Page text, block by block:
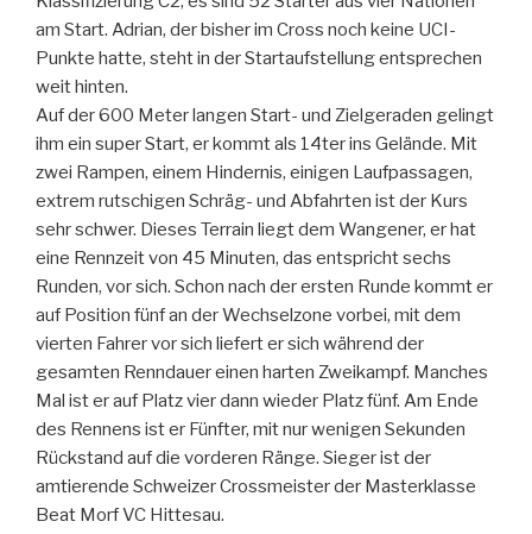
am Start. Adrian, der bisher im Cross noch keine UCI-
Punkte hatte, steht in der Startaufstellung entsprechen
weit hinten.
Auf der 600 Meter langen Start- und Zielgeraden gelingt
ihm ein super Start, er kommt als 14ter ins Gelände. Mit
zwei Rampen, einem Hindernis, einigen Laufpassagen,
extrem rutschigen Schräg- und Abfahrten ist der Kurs
sehr schwer. Dieses Terrain liegt dem Wangener, er hat
eine Rennzeit von 45 Minuten, das entspricht sechs
Runden, vor sich. Schon nach der ersten Runde kommt er
auf Position fünf an der Wechselzone vorbei, mit dem
vierten Fahrer vor sich liefert er sich während der
gesamten Renndauer einen harten Zweikampf. Manches
Mal ist er auf Platz vier dann wieder Platz fünf. Am Ende
des Rennens ist er Fünfter, mit nur wenigen Sekunden
Rückstand auf die vorderen Ränge. Sieger ist der
amtierende Schweizer Crossmeister der Masterklasse
Beat Morf VC Hittesau.